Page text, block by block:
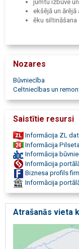
jumtu izbūve
ekšējā un ārējā
ēku siltināšana
būvniecība
būvuzņēmums
ēku tehniskā
sertificēts
Nozares
Būvniecība
Celtniecības un
Saistītie resursi
Informācija ZL
Informācija
Informācija
Informācija
Biznesa profils
Informācija
Atrašanās vieta